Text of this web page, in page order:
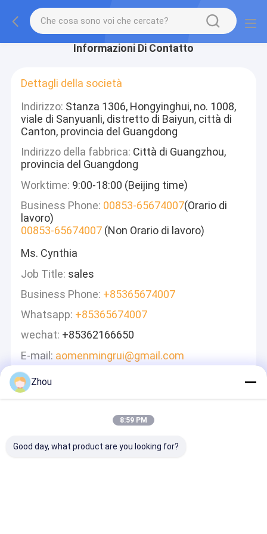
Informazioni Di Contatto
Dettagli della società
Indirizzo: Stanza 1306, Hongyinghui, no. 1008,
viale di Sanyuanli, distretto di Baiyun, città di
Canton, provincia del Guangdong
Indirizzo della fabbrica: Città di Guangzhou,
provincia del Guangdong
Worktime: 9:00-18:00 (Beijing time)
Business Phone: 00853-65674007(Orario di
lavoro)
00853-65674007 (Non Orario di lavoro)
Ms. Cynthia
Job Title: sales
Business Phone: ‪+85365674007
Whatsapp: +85365674007
wechat: ‪+85362166650‬
E-mail: aomenmingrui@gmail.com
Ti Risponderemo Velocemente
Zhou
8:59 PM
Good day, what product are you looking for?